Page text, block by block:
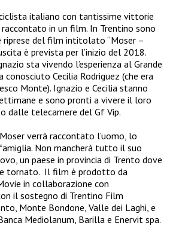
italiano con tantissime vittorie
in un film. In Trentino sono
riprese del film intitolato “Moser –
è prevista per l’inizio del 2018.
sta vivendo l’esperienza al Grande
Cecilia Rodriguez (che era
Monte). Ignazio e Cecilia stanno
e sono pronti a vivere il loro
dalle telecamere del Gf Vip.
verrà raccontato l’uomo, lo
Non mancherà tutto il suo
un paese in provincia di Trento dove
tornato. Il film è prodotto da
in collaborazione con
il sostegno di Trentino Film
Monte Bondone, Valle dei Laghi, e
Mediolanum, Barilla e Enervit spa.